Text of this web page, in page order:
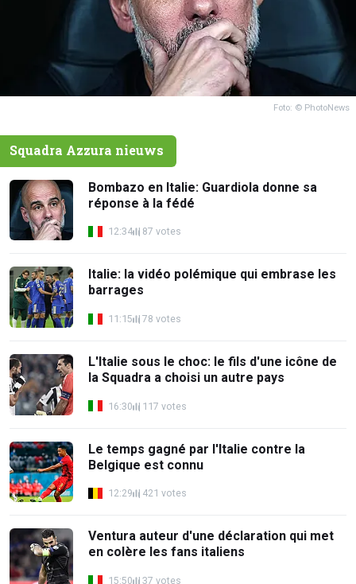
Foto: © PhotoNews
Squadra Azzura nieuws
Bombazo en Italie: Guardiola donne sa
réponse à la fédé
12:34 87 votes
Italie: la vidéo polémique qui embrase les
barrages
11:15 78 votes
L'Italie sous le choc: le fils d'une icône de
la Squadra a choisi un autre pays
16:30 117 votes
Le temps gagné par l'Italie contre la
Belgique est connu
12:29 421 votes
Ventura auteur d'une déclaration qui met
en colère les fans italiens
15:50 37 votes